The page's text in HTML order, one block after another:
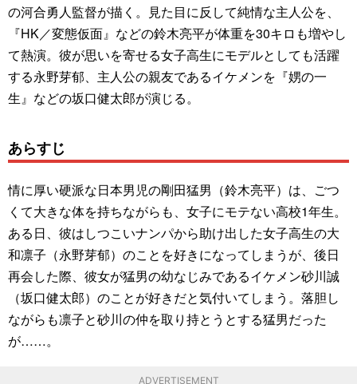
の河合勇人監督が描く。見た目に反して純情な主人公を、
『HK／変態仮面』などの鈴木亮平が体重を30キロも増やし
て熱演。彼が思いを寄せる女子高生にモデルとしても活躍
する永野芽郁、主人公の親友であるイケメンを『娚の一
生』などの坂口健太郎が演じる。
あらすじ
情に厚い硬派な日本男児の剛田猛男（鈴木亮平）は、ごつ
くて大きな体を持ちながらも、女子にモテない高校1年生。
ある日、彼はしつこいナンパから助け出した女子高生の大
和凛子（永野芽郁）のことを好きになってしまうが、後日
再会した際、彼女が猛男の幼なじみであるイケメン砂川誠
（坂口健太郎）のことが好きだと気付いてしまう。落胆し
ながらも凛子と砂川の仲を取り持とうとする猛男だった
が……。
ADVERTISEMENT